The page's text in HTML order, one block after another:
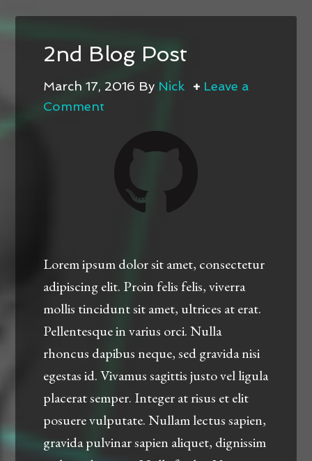
2nd Blog Post
March 17, 2016 By Nick
Leave a
Comment
Lorem ipsum dolor sit amet, consectetur
adipiscing elit. Proin felis felis, viverra
mollis tincidunt sit amet, ultrices at erat.
Pellentesque in varius orci. Nulla
rhoncus dapibus neque, sed gravida nisi
egestas id. Vivamus sagittis justo vel ligula
placerat semper. Integer at risus et elit
posuere vulputate. Nullam lectus sapien,
gravida pulvinar sapien aliquet, dignissim